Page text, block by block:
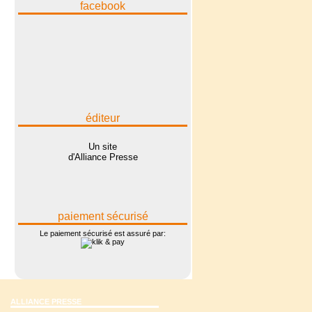
facebook
éditeur
Un site
d'Alliance Presse
paiement sécurisé
Le paiement sécurisé est assuré par:
ALLIANCE PRESSE